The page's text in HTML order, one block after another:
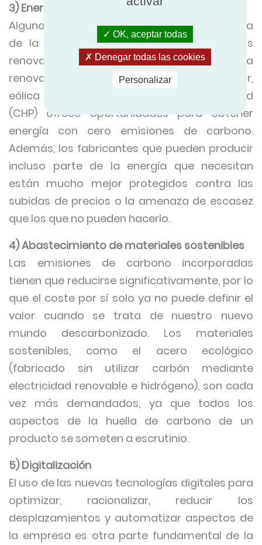
3) Energías renovables
Algunos fabricantes reducirán su dependencia
de la red eléctrica gracias a las energías
renovables. La producción de energía
renovable in situ mediante energía solar,
eólica o combinada de calor y electricidad
(CHP) ofrece oportunidades para obtener
energía con cero emisiones de carbono.
Además, los fabricantes que pueden producir
incluso parte de la energía que necesitan
están mucho mejor protegidos contra las
subidas de precios o la amenaza de escasez
que los que no pueden hacerlo.
4) Abastecimiento de materiales sostenibles
Las emisiones de carbono incorporadas
tienen que reducirse significativamente, por lo
que el coste por sí solo ya no puede definir el
valor cuando se trata de nuestro nuevo
mundo descarbonizado. Los materiales
sostenibles, como el acero ecológico
(fabricado sin utilizar carbón mediante
electricidad renovable e hidrógeno), son cada
vez más demandados, ya que todos los
aspectos de la huella de carbono de un
producto se someten a escrutinio.
5) Digitalización
El uso de las nuevas tecnologías digitales para
optimizar, racionalizar, reducir los
desplazamientos y automatizar aspectos de
la empresa es otra parte fundamental de la
OK, aceptar todas
Denegar todas las cookies
Personalizar